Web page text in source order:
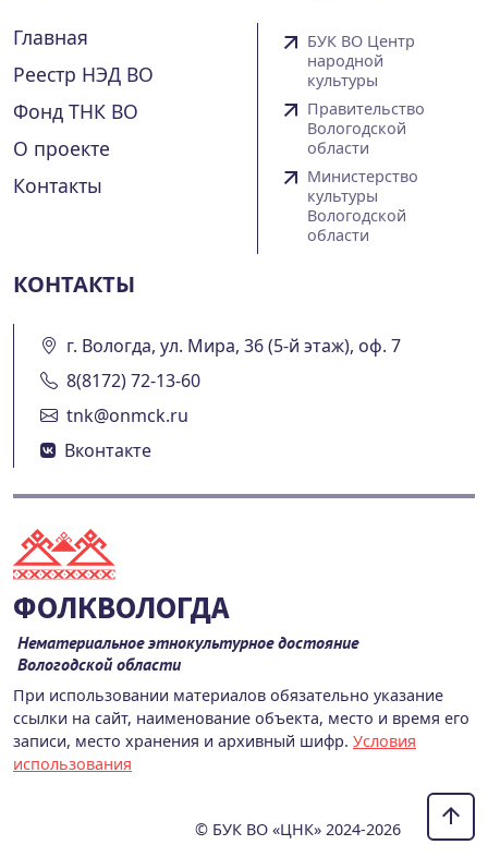
Главная
Реестр НЭД ВО
Фонд ТНК ВО
О проекте
Контакты
БУК ВО Центр
народной
культуры
Правительство
Вологодской
области
Министерство
культуры
Вологодской
области
КОНТАКТЫ
г. Вологда, ул. Мира, 36 (5-й этаж), оф. 7
8(8172) 72-13-60
tnk@onmck.ru
Вконтакте
ФОЛКВОЛОГДА
Нематериальное этнокультурное достояние
Вологодской области
При использовании материалов обязательно указание
ссылки на сайт, наименование объекта, место и время его
записи, место хранения и архивный шифр. Условия
использования
© БУК ВО «ЦНК» 2024-2026